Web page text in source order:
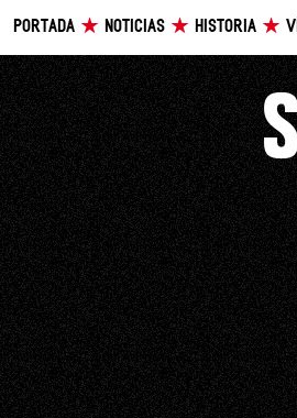
PORTADA NOTICIAS HISTORIA